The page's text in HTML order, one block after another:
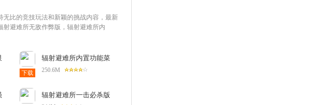
比的竞技玩法和新颖的挑战内容，最新
避难所无敌作弊版，辐射避难所内
下载
辐射避难所内置功能菜
单1.13.46安卓版
250.6M
辐射避难所一击必杀版
1.9.4安卓版